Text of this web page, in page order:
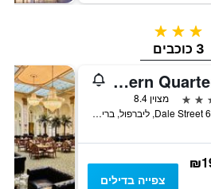
3 כוכבים
3 כוכבים
ibis Styles Liverpool Centre Dale Street - Cavern Quarter
מצוין 8.4
67 Dale Street, ליברפול, בריטניה
צפייה בדילים